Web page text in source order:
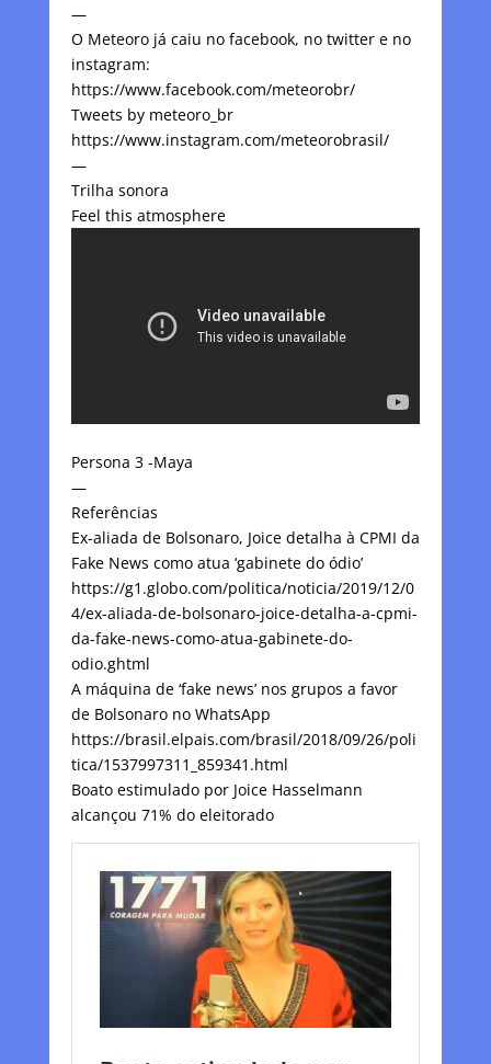
—
O Meteoro já caiu no facebook, no twitter e no
instagram:
https://www.facebook.com/meteorobr/
Tweets by meteoro_br
https://www.instagram.com/meteorobrasil/
—
Trilha sonora
Feel this atmosphere
Persona 3 -Maya
—
Referências
Ex-aliada de Bolsonaro, Joice detalha à CPMI da
Fake News como atua ‘gabinete do ódio’
https://g1.globo.com/politica/noticia/2019/12/0
4/ex-aliada-de-bolsonaro-joice-detalha-a-cpmi-
da-fake-news-como-atua-gabinete-do-
odio.ghtml
A máquina de ‘fake news’ nos grupos a favor
de Bolsonaro no WhatsApp
https://brasil.elpais.com/brasil/2018/09/26/poli
tica/1537997311_859341.html
Boato estimulado por Joice Hasselmann
alcançou 71% do eleitorado